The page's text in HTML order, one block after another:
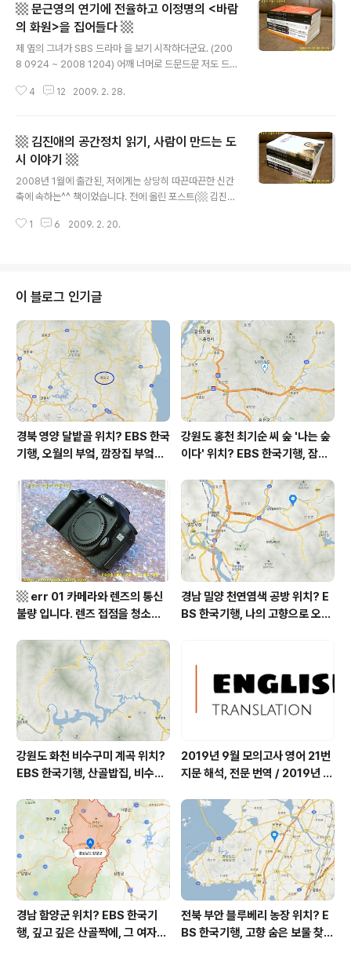
▩ 문근영의 연기에 전율하고 이정명의 <바람
의 화원>을 집어들다 ▩
제 옆의 그녀가 SBS 드라마 을 보기 시작하더군요. (200
8 0924 ~ 2008 1204) 어깨 너머로 드문드문 저도 드라
중인물 신윤복을 잘 소화했는지 어땠는지는 평가할 입장이
생으로, (2004)로, ... 그냥 귀엽다는 생각만 했던 것이 사
실이거든요. 제 옆의 그녀가 결국 이정명의 소설 을 구입했
고... (그게 2008년 10월 29일...!) 드라마와 책을 병렬진
행^^하더군요. 저는 그런 와중에 슬슬 을 잊어가기 시작했
구요. ^^ 그러다가, 지난 1월 30일, '그냥 눈에 띄었다'는
이유로 을 집어들었습니다. 제 옆의 그녀..
4 12 2009. 2. 28.
▩ 김진애의 공간정치 읽기, 사람이 만드는 도
시 이야기 ▩
2008년 1월에 출간된, 저에게는 상당히 따끈따끈한 신간
축에 속하는^^ 책이었습니다. 전에 올린 포스트(▩ 김진애
다. 그게 지난 10월 말이었고, 읽은 것은 12월 말에 대략 절
있습니다. 기왕에 여러곳에 쓴 글들이 묶여있지만, (일부?
또는 전부?) 저의 '책선물' 글에서 적은대로, '2mb식 삽
질-공구리 사업'을 조곤조곤 비판하고 있어서 좋았습니다.
그것도 '건축에 관한 철학이 있는' 공학자의 입장에서 시도
된 글과 비판들이라 설득력이 있었구요. 2mb식의 ..
1 6 2009. 2. 20.
이 블로그 인기글
경북 영양 달밭골 위치? EBS 한국
기행, 오월의 부엌, 깜장집 부엌은
어디? / 경상북도 영양군 가볼 만
한 곳, 영양읍 상원리. KBS 인간극
장 임분노미 할머니
강원도 홍천 최기순 씨 숲 '나는 숲
이다' 위치? EBS 한국기행, 잠시
군 최기순 씨 캠핑장 펜션 어디? /
강원도 홍천군 가볼 만한 곳, (구)
까르돈, kbs 인간극장
▩ err 01 카메라와 렌즈의 통신
불량 입니다. 렌즈 접점을 청소하
경남 밀양 천연염색 공방 위치? E
BS 한국기행, 나의 고향으로 오라,
울' = 마을미술 너울, 캘리그래피
조덕현 씨 가가협동조합
강원도 화천 비수구미 계곡 위치?
EBS 한국기행, 산골밥집, 비수구
부 화천군 비수구미 낙타민박 어
디? / 강원도 화천군 가볼 만한 곳
비수구미 마을, 파로호
2019년 9월 모의고사 영어 21번
지문 해석, 전문 번역 / 2019년 9
역, 평가원 2019년 고3 9월 영어
영역 외국어영역 전문 해석, Engli
sh to Korean translation
경남 함양군 위치? EBS 한국기
행, 깊고 깊은 산골짝에, 그 여자의
전북 부안 블루베리 농장 위치? E
BS 한국기행, 고향 숨은 보물 찾